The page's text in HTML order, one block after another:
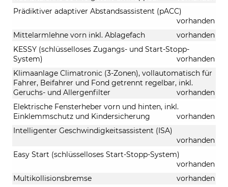
Prädiktiver adaptiver Abstandsassistent (pACC)
vorhanden
Mittelarmlehne vorn inkl. Ablagefach
vorhanden
KESSY (schlüsselloses Zugangs- und Start-Stopp-
System)
vorhanden
Klimaanlage Climatronic (3-Zonen), vollautomatisch für
Fahrer, Beifahrer und Fond getrennt regelbar, inkl.
Geruchs- und Allergenfilter
vorhanden
Elektrische Fensterheber vorn und hinten, inkl.
Einklemmschutz und Kindersicherung
vorhanden
Intelligenter Geschwindigkeitsassistent (ISA)
vorhanden
Easy Start (schlüsselloses Start-Stopp-System)
vorhanden
Multikollisionsbremse
vorhanden